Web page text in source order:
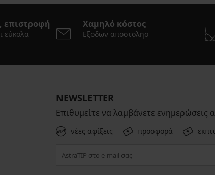
επιστροφή
εύκολα
Χαμηλό κόστος
Εξοδων αποστολησ
NEWSLETTER
Επιθυμείτε να λαμβάνετε ενημερώσεις
νέες αφίξεις προσφορά